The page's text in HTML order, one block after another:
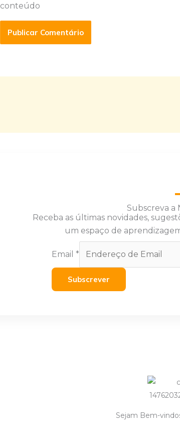
conteúdo
Subscreva a
Receba as últimas novidades,
um espaço de
Email *
Subscrever
Sejam Bem-